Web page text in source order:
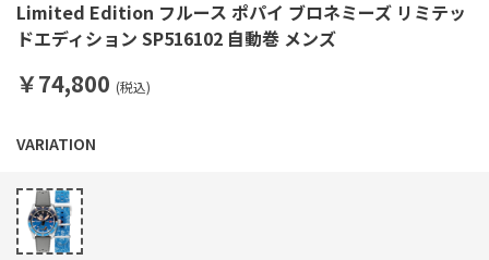
Limited Edition フルース ポパイ ブロネミーズ リミテッ
ドエディション SP516102 自動巻 メンズ
￥74,800 (税込)